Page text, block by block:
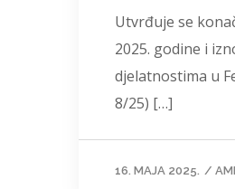
Utvrđuje se
2025. godine i
djelatnostima u
8/25) […]
16. MAJA 2025. /